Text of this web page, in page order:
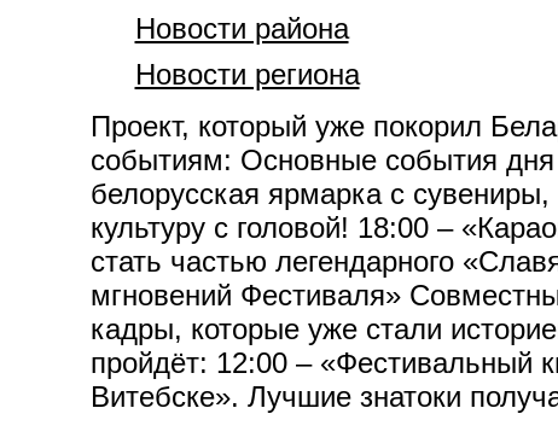
Новости района
Новости региона
Проект, который уже покорил
событиям: Основные события
белорусская ярмарка с
культуру с головой! 18:00 –
стать частью легендарного
мгновений Фестиваля»
кадры, которые уже стали
пройдёт: 12:00 – «Фестивальный
Витебске». Лучшие знатоки